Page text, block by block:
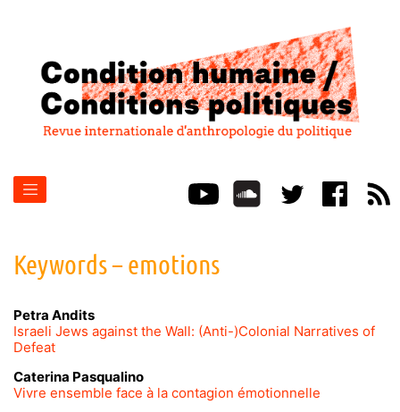
Keywords – emotions
Petra Andits
Israeli Jews against the Wall: (Anti-)Colonial Narratives of
Defeat
Caterina Pasqualino
Vivre ensemble face à la contagion émotionnelle